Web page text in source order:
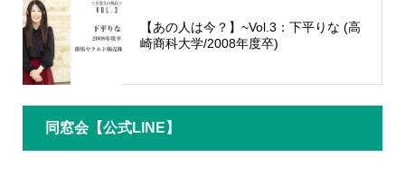
【あの人は今？】~Vol.3：下平りな (高
崎商科大学/2008年度卒)
同窓会【公式LINE】